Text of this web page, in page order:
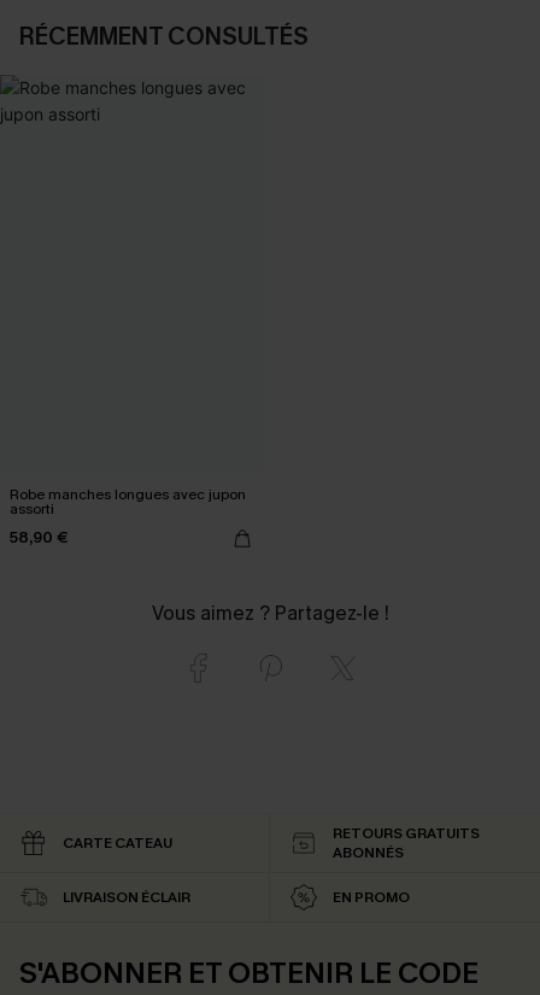
RÉCEMMENT CONSULTÉS
Robe manches longues avec jupon
assorti
58,90 €
Vous aimez ? Partagez-le !
CARTE CATEAU
RETOURS GRATUITS
ABONNÉS
LIVRAISON ÉCLAIR EN PROMO
S'ABONNER ET OBTENIR LE CODE